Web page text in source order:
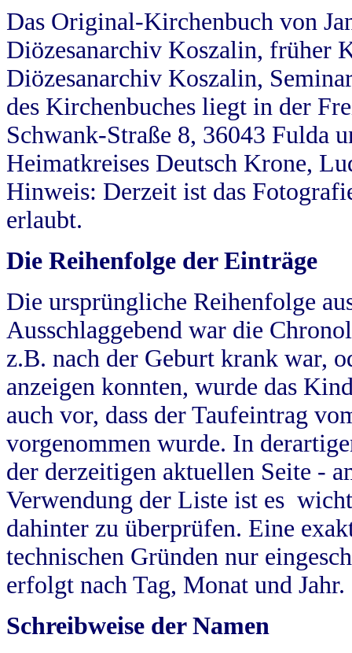
Das Original-Kirchenbuch von
Diözesanarchiv Koszalin, früher
Diözesanarchiv Koszalin,
des Kirchenbuches liegt in der
Schwank-Straße 8, 36043 Fulda
Heimatkreises Deutsch Krone,
Hinweis: Derzeit ist das
erlaubt.
Die Reihenfolge der Einträge
Die ursprüngliche Reihenfolge
Ausschlaggebend war die
z.B. nach der Geburt krank war,
anzeigen konnten, wurde das
auch vor, dass der Taufeintrag
vorgenommen wurde. In
der derzeitigen aktuellen Seite -
Verwendung der Liste ist es
dahinter zu überprüfen. Eine
technischen Gründen nur
erfolgt nach Tag, Monat und Jahr.
Schreibweise der Namen